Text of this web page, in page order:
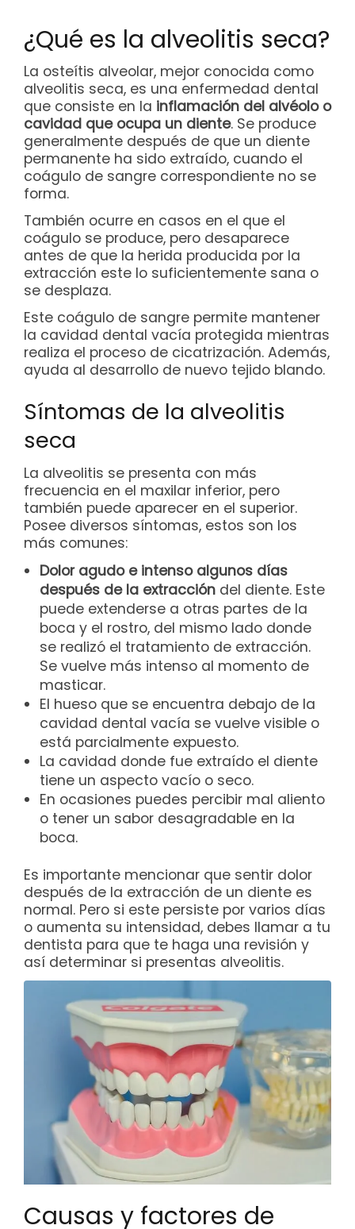
¿Qué es la alveolitis seca?
La osteítis alveolar, mejor conocida como
alveolitis seca, es una enfermedad dental
que consiste en la inflamación del alvéolo o
cavidad que ocupa un diente. Se produce
generalmente después de que un diente
permanente ha sido extraído, cuando el
coágulo de sangre correspondiente no se
forma.
También ocurre en casos en el que el
coágulo se produce, pero desaparece
antes de que la herida producida por la
extracción este lo suficientemente sana o
se desplaza.
Este coágulo de sangre permite mantener
la cavidad dental vacía protegida mientras
realiza el proceso de cicatrización. Además,
ayuda al desarrollo de nuevo tejido blando.
Síntomas de la alveolitis
seca
La alveolitis se presenta con más
frecuencia en el maxilar inferior, pero
también puede aparecer en el superior.
Posee diversos síntomas, estos son los
más comunes:
Dolor agudo e intenso algunos días
después de la extracción del diente. Este
puede extenderse a otras partes de la
boca y el rostro, del mismo lado donde
se realizó el tratamiento de extracción.
Se vuelve más intenso al momento de
masticar.
El hueso que se encuentra debajo de la
cavidad dental vacía se vuelve visible o
está parcialmente expuesto.
La cavidad donde fue extraído el diente
tiene un aspecto vacío o seco.
En ocasiones puedes percibir mal aliento
o tener un sabor desagradable en la
boca.
Es importante mencionar que sentir dolor
después de la extracción de un diente es
normal. Pero si este persiste por varios días
o aumenta su intensidad, debes llamar a tu
dentista para que te haga una revisión y
así determinar si presentas alveolitis.
Causas y factores de